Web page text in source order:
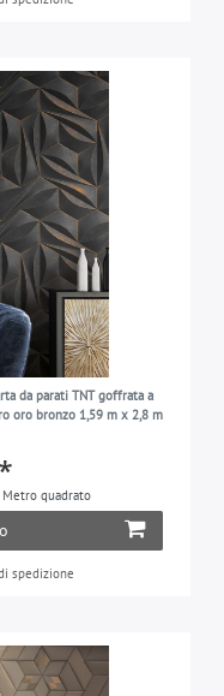
da parati TNT goffrata a
oro bronzo 1,59 m x 2,8 m
quadrato
spedizione